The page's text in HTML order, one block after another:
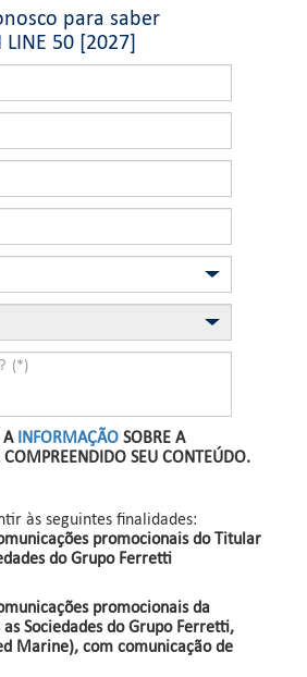
para saber
LINE 50 [2027]
A INFORMAÇÃO SOBRE A
COMPREENDIDO SEU CONTEÚDO.
às seguintes finalidades:
promocionais do Titular
do Grupo Ferretti
promocionais da
Sociedades do Grupo Ferretti,
Marine), com comunicação de